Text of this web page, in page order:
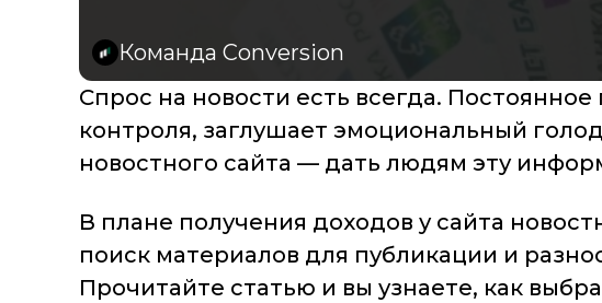
Команда Conversion
Спрос на новости есть всегда.
контроля, заглушает эмоциональный
новостного сайта — дать людям эту
В плане получения доходов у сайта
поиск материалов для публикации и
Прочитайте статью и вы узнаете, как